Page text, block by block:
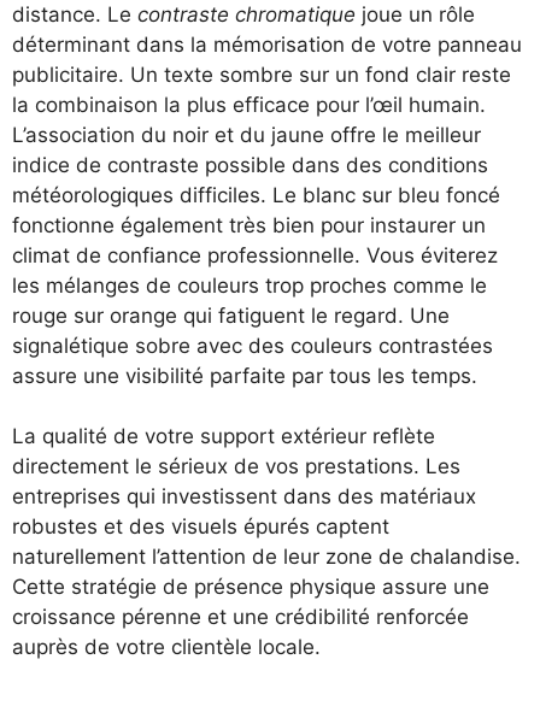
distance. Le contraste chromatique joue un rôle
déterminant dans la mémorisation de votre panneau
publicitaire. Un texte sombre sur un fond clair reste
la combinaison la plus efficace pour l’œil humain.
L’association du noir et du jaune offre le meilleur
indice de contraste possible dans des conditions
météorologiques difficiles. Le blanc sur bleu foncé
fonctionne également très bien pour instaurer un
climat de confiance professionnelle. Vous éviterez
les mélanges de couleurs trop proches comme le
rouge sur orange qui fatiguent le regard. Une
signalétique sobre avec des couleurs contrastées
assure une visibilité parfaite par tous les temps.
La qualité de votre support extérieur reflète
directement le sérieux de vos prestations. Les
entreprises qui investissent dans des matériaux
robustes et des visuels épurés captent
naturellement l’attention de leur zone de chalandise.
Cette stratégie de présence physique assure une
croissance pérenne et une crédibilité renforcée
auprès de votre clientèle locale.